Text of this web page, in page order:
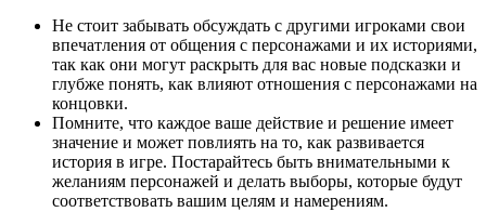
Не стоит забывать обсуждать с другими игроками свои
впечатления от общения с персонажами и их историями,
так как они могут раскрыть для вас новые подсказки и
глубже понять, как влияют отношения с персонажами на
концовки.
Помните, что каждое ваше действие и решение имеет
значение и может повлиять на то, как развивается
история в игре. Постарайтесь быть внимательными к
желаниям персонажей и делать выборы, которые будут
соответствовать вашим целям и намерениям.